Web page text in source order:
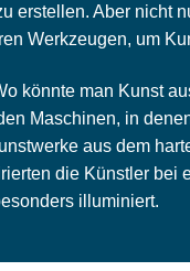
erstellen. Aber nicht
Werkzeugen, um
könnte man Kunst
Maschinen, in
aus dem
die Künstler bei
illuminiert.